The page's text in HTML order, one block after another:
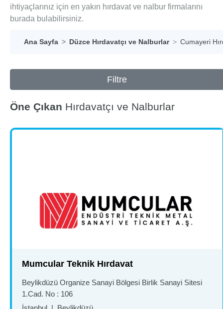
ihtiyaçlarınız için en yakın hırdavat ve nalbur firmalarını
burada bulabilirsiniz.
Ana Sayfa Düzce Hırdavatçı ve Nalburlar Cumayeri
Filtre
Öne Çıkan Hırdavatçı ve Nalburlar
Mumcular Teknik Hırdavat
Beylikdüzü Organize Sanayi Bölgesi Birlik Sanayi Sitesi
1.Cad. No : 106